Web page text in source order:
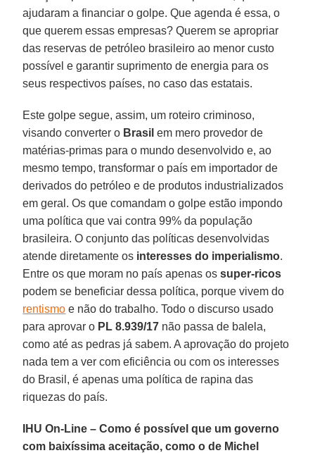
ajudaram a financiar o golpe. Que agenda é essa, o
que querem essas empresas? Querem se apropriar
das reservas de petróleo brasileiro ao menor custo
possível e garantir suprimento de energia para os
seus respectivos países, no caso das estatais.
Este golpe segue, assim, um roteiro criminoso,
visando converter o Brasil em mero provedor de
matérias-primas para o mundo desenvolvido e, ao
mesmo tempo, transformar o país em importador de
derivados do petróleo e de produtos industrializados
em geral. Os que comandam o golpe estão impondo
uma política que vai contra 99% da população
brasileira. O conjunto das políticas desenvolvidas
atende diretamente os interesses do imperialismo.
Entre os que moram no país apenas ossuper-ricos
podem se beneficiar dessa política, porque vivem do
rentismo e não do trabalho. Todo o discurso usado
para aprovar o PL 8.939/17 não passa de balela,
como até as pedras já sabem. A aprovação do projeto
nada tem a ver com eficiência ou com os interesses
do Brasil, é apenas uma política de rapina das
riquezas do país.
IHU On-Line – Como é possível que um governo
com baixíssima aceitação, como o de Michel